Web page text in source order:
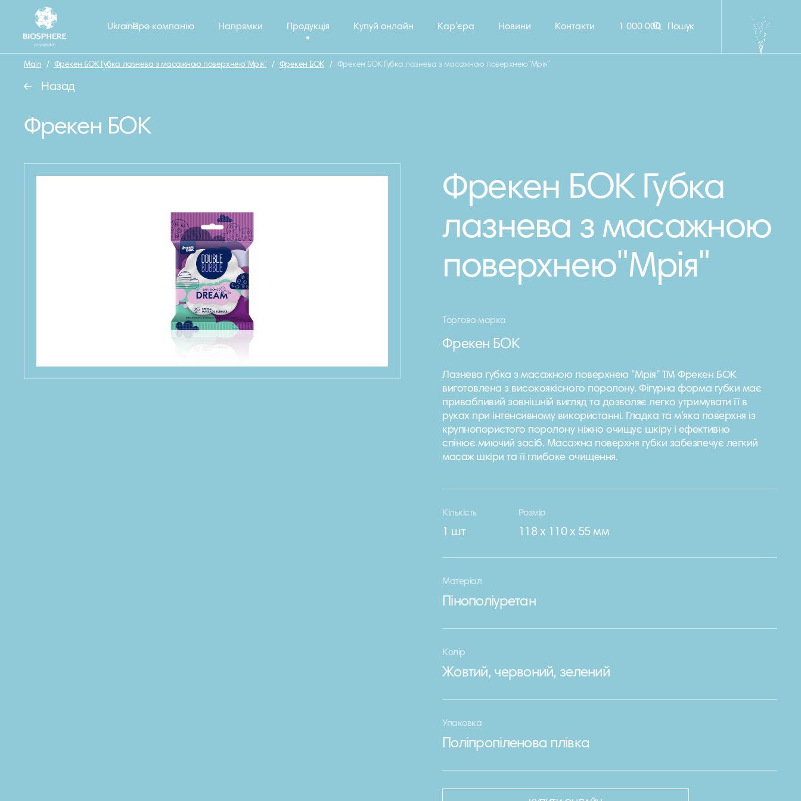
Про компанію Напрямки Продукція Купуй онлайн Кар'єра Новини Контакти 1 000 000 Пошук
Ukraine
Main / Фрекен БОК Губка лазнева з масажною поверхнею”Мрія” / Фрекен БОК / Фрекен БОК Губка лазнева з масажною поверхнею”Мрія”
Назад
Фрекен БОК
Фрекен БОК Губка
лазнева з масажною
поверхнею"Мрія"
Торгова марка
Фрекен БОК
Лазнева губка з масажною поверхнею "Мрія" ТМ Фрекен БОК
виготовлена з високоякісного поролону. Фігурна форма губки має
привабливий зовнішній вигляд та дозволяє легко утримувати її в
руках при інтенсивному використанні. Гладка та м'яка поверхня із
крупнопористого поролону ніжно очищує шкіру і ефективно
спінює миючий засіб. Масажна поверхня губки забезпечує легкий
масаж шкіри та її глибоке очищення.
Кількість
1 шт
Розмір
118 х 110 х 55 мм
Матеріал
Пінополіуретан
Колір
Жовтий, червоний, зелений
Упаковка
Поліпропіленова плівка